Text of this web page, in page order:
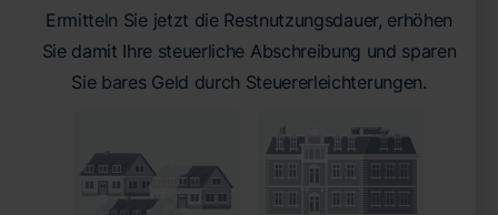
Ermitteln Sie jetzt die Restnutzungsdauer, erhöhen
Sie damit Ihre steuerliche Abschreibung und sparen
Sie bares Geld durch Steuererleichterungen.